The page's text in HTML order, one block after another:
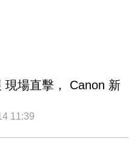
現場直擊， Canon 新
11:39